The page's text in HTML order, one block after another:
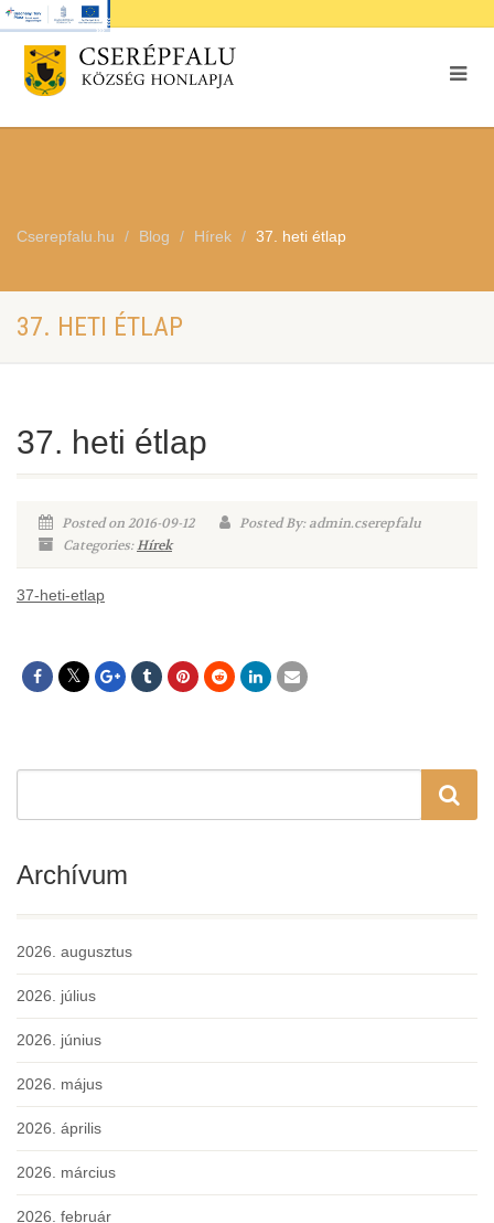
Cserepfalu.hu Blog Hírek 37. heti étlap
37. HETI ÉTLAP
37. heti étlap
Posted on 2016-09-12
Posted By: admin.cserepfalu
Categories:Hírek
37-heti-etlap
Archívum
2026. augusztus
2026. július
2026. június
2026. május
2026. április
2026. március
2026. február